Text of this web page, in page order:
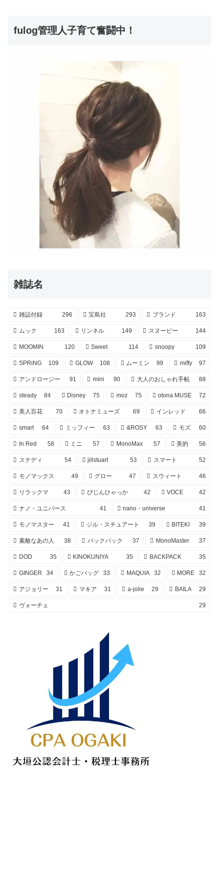
fulog管理人子育て奮闘中！
雑誌名
雑誌付録 296 宝島社 293 ブランド 163
ムック 163 リンネル 149 スヌーピー 144
MOOMIN 120 Sweet 114 snoopy 109
SPRiNG 109 GLOW 108 ムーミン 99 miffy 97
アンドロージー 91 mini 90 大人のおしゃれ手帖 88
steady 84 Disney 75 moz 75 otona MUSE 72
美人百花 70 オトナミューズ 69 インレッド 66
smart 64 ミッフィー 63 &ROSY 63 モズ 60
In Red 58 ミニ 57 MonoMax 57 美的 56
ステディ 54 jillstuart 53 スマート 52
モノマックス 49 グロー 47 スウィート 46
リラックマ 43 びじんひゃっか 42 VOCE 42
ナノ・ユニバース 41 nano・universe 41
モノマスター 41 ジル・スチュアート 39 BITEKI 39
素敵なあの人 38 バックパック 37 MonoMaster 37
DOD 35 KINOKUNIYA 35 BACKPACK 35
GINGER 34 かごバッグ 33 MAQUIA 32 MORE 32
アジョリー 31 マキア 31 a-jolie 29 BAILA 29
ヴォーチェ 29